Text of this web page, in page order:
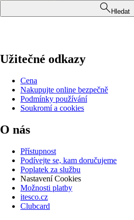
Hledat
Užitečné odkazy
Cena
Nakupujte online bezpečně
Podmínky používání
Soukromí a cookies
O nás
Přístupnost
Podívejte se, kam doručujeme
Poplatek za službu
Nastavení Cookies
Možnosti platby
itesco.cz
Clubcard